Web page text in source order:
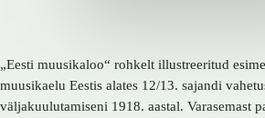
„Eesti muusikaloo“ rohkelt illustreeritud
muusikaelu Eestis alates 12/13. sajandi
väljakuulutamiseni 1918. aastal. Varasemast